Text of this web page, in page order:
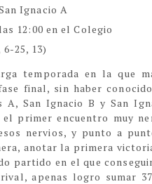
Ignacio A
12:00 en el Colegio
6-25, 13)
temporada en la que
final, sin haber
A, San Ignacio B y San
el primer encuentro muy
nervios, y punto a
anotar la primera
partido en el que
apenas logro sumar